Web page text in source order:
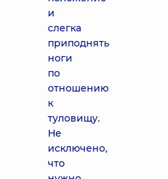
и
слегка
приподнять
ноги
по
отношению
к
туловищу.
Не
исключено,
что